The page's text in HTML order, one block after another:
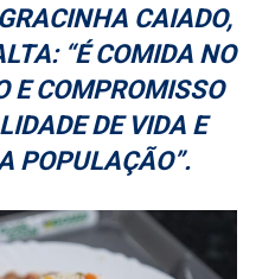
CAIADO,
“É COMIDA NO
E COMPROMISSO
DE VIDA E
POPULAÇÃO”.